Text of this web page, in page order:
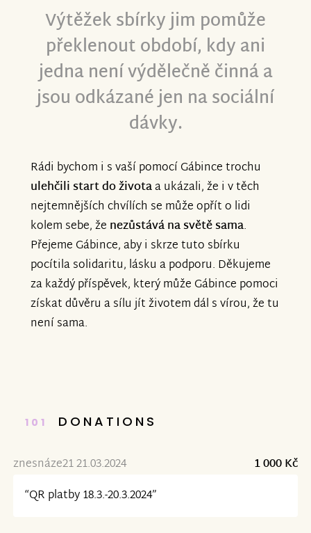
Výtěžek sbírky jim pomůže
překlenout období, kdy ani
jedna není výdělečně činná a
jsou odkázané jen na sociální
dávky.
Rádi bychom i s vaší pomocí Gábince trochu
ulehčili start do životaa ukázali, že i v těch
nejtemnějších chvílích se může opřít o lidi
kolem sebe, že nezůstává na světě sama.
Přejeme Gábince, aby i skrze tuto sbírku
pocítila solidaritu, lásku a podporu. Děkujeme
za každý příspěvek, který může Gábince pomoci
získat důvěru a sílu jít životem dál s vírou, že tu
není sama.
101 DONATIONS
znesnáze21 21.03.2024
1 000 Kč
“QR platby 18.3.-20.3.2024”